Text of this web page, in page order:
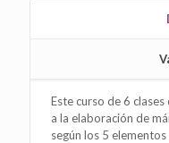
Este curso de 6
a la elaboración de
según los 5 elementos